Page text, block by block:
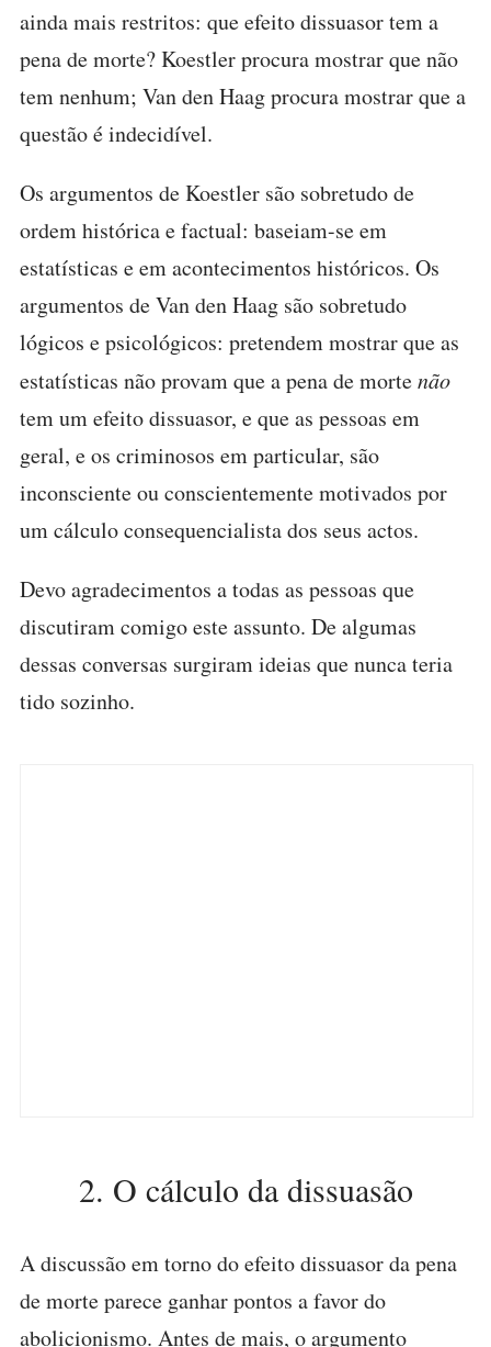
ainda mais restritos: que efeito dissuasor tem a
pena de morte? Koestler procura mostrar que não
tem nenhum; Van den Haag procura mostrar que a
questão é indecidível.
Os argumentos de Koestler são sobretudo de
ordem histórica e factual: baseiam-se em
estatísticas e em acontecimentos históricos. Os
argumentos de Van den Haag são sobretudo
lógicos e psicológicos: pretendem mostrar que as
estatísticas não provam que a pena de mortenão
tem um efeito dissuasor, e que as pessoas em
geral, e os criminosos em particular, são
inconsciente ou conscientemente motivados por
um cálculo consequencialista dos seus actos.
Devo agradecimentos a todas as pessoas que
discutiram comigo este assunto. De algumas
dessas conversas surgiram ideias que nunca teria
tido sozinho.
2. O cálculo da dissuasão
A discussão em torno do efeito dissuasor da pena
de morte parece ganhar pontos a favor do
abolicionismo. Antes de mais, o argumento